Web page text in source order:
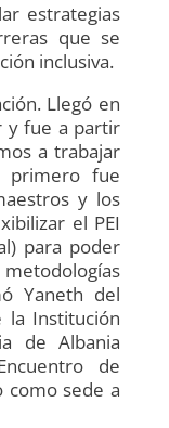
estrategias
que se
inclusiva.
Llegó en
y fue a partir
a trabajar
primero fue
y los
el PEI
para poder
Yaneth del
la Institución
de Albania
de
como sede a